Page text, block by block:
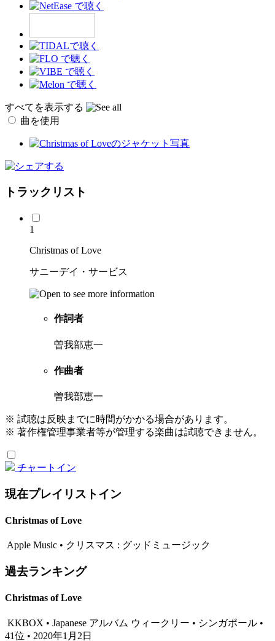
すべてを表示する
曲を使用
トラックリスト
1
Christmas of Love
サニーデイ・サービス
作詞者
曽我部恵一
作曲者
曽我部恵一
※ 試聴は反映までに時間がかかる場合があります。
※ 著作権管理事業者等が管理する楽曲は試聴できません。
チャートイン
現在プレイリストイン
Christmas of Love
Apple Music • クリスマス : グッドミュージック
過去ランキング
Christmas of Love
KKBOX • Japanese アルバム ウィークリー • シンガポール •
41位 • 2020年1月2日